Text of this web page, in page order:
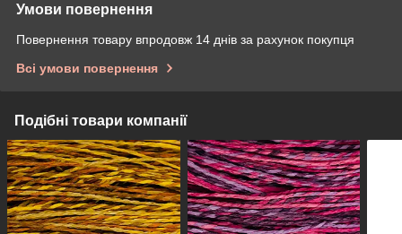
Умови повернення
Повернення товару впродовж 14 днів за рахунок покупця
Всі умови повернення
Подібні товари компанії